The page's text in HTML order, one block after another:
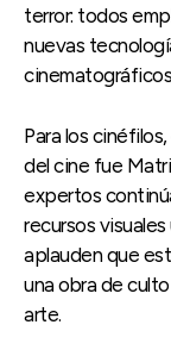
terror: todos
nuevas
Para los
del cine fue
expertos
recursos
aplauden que
una obra de
arte.